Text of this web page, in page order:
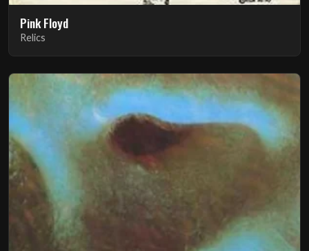
Pink Floyd
Relics